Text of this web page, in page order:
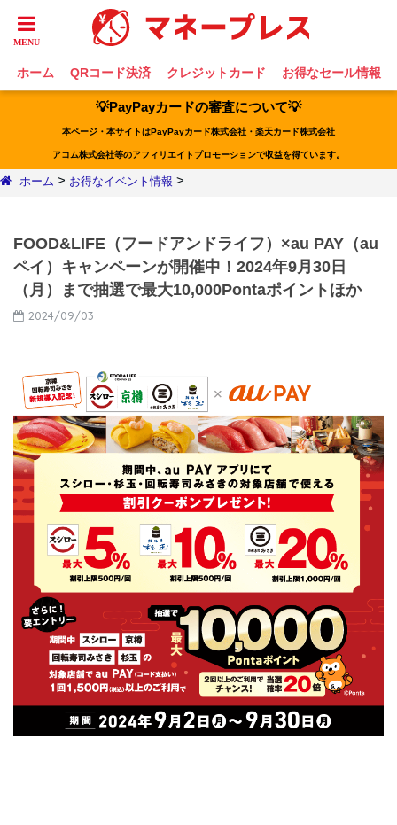
ホーム QRコード決済 クレジットカード お得なセール情報
💡PayPayカードの審査について💡
本ページ・本サイトはPayPayカード株式会社・楽天カード株式会社
アコム株式会社等のアフィリエイトプロモーションで収益を得ています。
ホーム > お得なイベント情報 >
FOOD&LIFE（フードアンドライフ）×au PAY（au
ペイ）キャンペーンが開催中！2024年9月30日
（月）まで抽選で最大10,000Pontaポイントほか
2024/09/03